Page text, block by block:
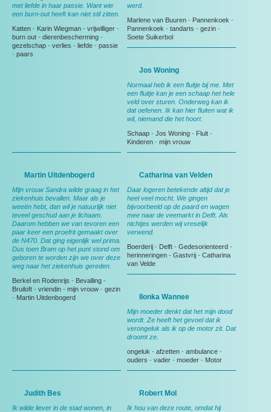
met liefde in haar passie. Want wie
een burn-out heeft kan niet stil zitten.
Katten - Karin Wiegman - vrijwilliger -
burn out - dierenbescherming -
gezelschap - verlies - liefde - passie
- paars
werd.
Marlene van Buuren - Pannenkoek -
Pannenkoek - tandarts - gezin -
Soete Suikerbol
Jos Woning
Normaal heb ik een fluitje bij me. Met
een fluitje kan je een schaap het hele
veld over sturen. Onderweg kan ik
dat oefenen. Ik kan hier fluiten wat ik
wil, niemand die het hoort.
Schaap - Jos Woning - Fluit -
Kinderen - mijn vrouw
Martin Uitdenbogerd
Mijn vrouw Sandra wilde graag in het
ziekenhuis bevallen. Maar als je
weeën hebt, dan wil je natuurlijk niet
teveel geschud aan je lichaam.
Daarom hebben we van tevoren een
paar keer een proefrit gemaakt over
de N470. Dat ging eigenlijk wel prima.
Dus toen Bram op het punt stond om
geboren te worden zijn we over deze
weg naar het ziekenhuis gereden.
Berkel en Rodenrijs - Bevalling -
Bruiloft - vriendin - mijn vrouw - gezin
- Martin Uitdenbogerd
Catharina van Velden
Daar logeren betekende altijd dat je
heel veel mocht. We gingen
bijvoorbeeld op de paard en wagen
mee naar de veemarkt in Delft. Als
nichtjes werden wij vreselijk
verwend.
Boerderij - Delft - Gedesorienteerd -
herinneringen - Gastvrij - Catharina
van Velde
Ilonka Wannee
Mijn moeder denkt dat het mijn dood
wordt. Ze heeft het gevoel dat ik
verongeluk als ik op de motor zit. Dat
droomt ze.
ongeluk - afzetten - ambulance -
ouders - vader - moeder - Motor
Judith Bes
Ik wilde liever in de stad wonen, in
Robert Mol
Ik hou van deze route, omdat hij